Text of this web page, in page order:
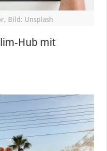
Bild: Unsplash
Hub mit